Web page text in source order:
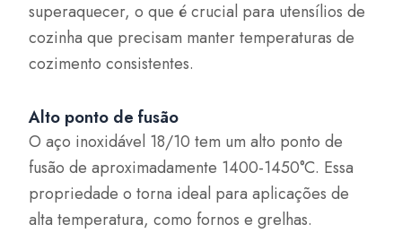
superaquecer, o que é crucial para utensílios de
cozinha que precisam manter temperaturas de
cozimento consistentes.
Alto ponto de fusão
O aço inoxidável 18/10 tem um alto ponto de
fusão de aproximadamente 1400-1450°C. Essa
propriedade o torna ideal para aplicações de
alta temperatura, como fornos e grelhas.